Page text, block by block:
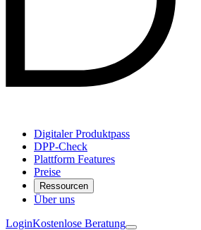
Digitaler Produktpass
DPP-Check
Plattform Features
Preise
Ressourcen
Über uns
LoginKostenlose Beratung